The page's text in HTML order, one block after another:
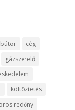
bútor
cég
gázszerelő
költöztetés
redőny